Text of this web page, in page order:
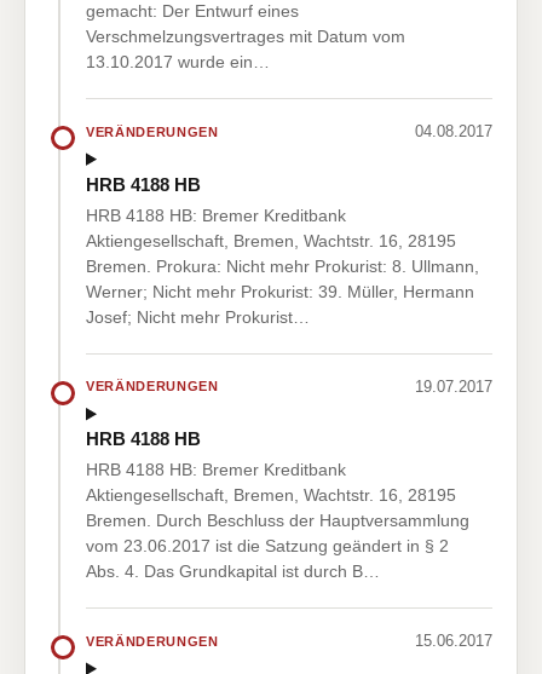
gemacht: Der Entwurf eines
Verschmelzungsvertrages mit Datum vom
13.10.2017 wurde ein…
VERÄNDERUNGEN 04.08.2017
HRB 4188 HB
HRB 4188 HB: Bremer Kreditbank
Aktiengesellschaft, Bremen, Wachtstr. 16, 28195
Bremen. Prokura: Nicht mehr Prokurist: 8. Ullmann,
Werner; Nicht mehr Prokurist: 39. Müller, Hermann
Josef; Nicht mehr Prokurist…
VERÄNDERUNGEN 19.07.2017
HRB 4188 HB
HRB 4188 HB: Bremer Kreditbank
Aktiengesellschaft, Bremen, Wachtstr. 16, 28195
Bremen. Durch Beschluss der Hauptversammlung
vom 23.06.2017 ist die Satzung geändert in § 2
Abs. 4. Das Grundkapital ist durch B…
VERÄNDERUNGEN 15.06.2017